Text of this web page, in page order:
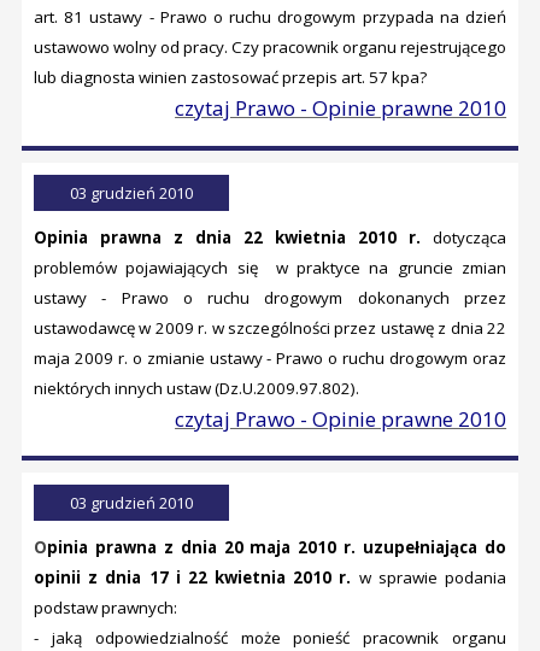
art. 81 ustawy - Prawo o ruchu drogowym przypada na dzień
ustawowo wolny od pracy. Czy pracownik organu rejestrującego
lub diagnosta winien zastosować przepis art. 57 kpa?
czytaj Prawo - Opinie prawne 2010
03 grudzień 2010
Opinia prawna z dnia 22 kwietnia 2010 r. dotycząca
problemów pojawiających się w praktyce na gruncie zmian
ustawy - Prawo o ruchu drogowym dokonanych przez
ustawodawcę w 2009 r. w szczególności przez ustawę z dnia 22
maja 2009 r. o zmianie ustawy - Prawo o ruchu drogowym oraz
niektórych innych ustaw (Dz.U.2009.97.802).
czytaj Prawo - Opinie prawne 2010
03 grudzień 2010
Opinia prawna z dnia 20 maja 2010 r. uzupełniająca do
opinii z dnia 17 i 22 kwietnia 2010 r. w sprawie podania
podstaw prawnych:
- jaką odpowiedzialność może ponieść pracownik organu